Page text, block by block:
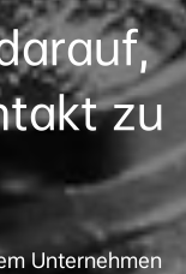
zu
Unternehmen